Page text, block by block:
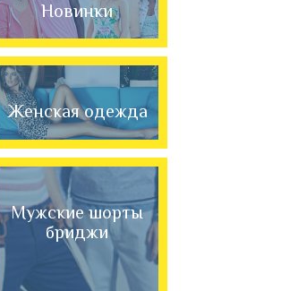
Новинки
Женская одежда
Мужские шорты
бриджи